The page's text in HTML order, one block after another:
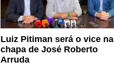
Luiz Pitiman será o vice na
chapa de José Roberto
Arruda